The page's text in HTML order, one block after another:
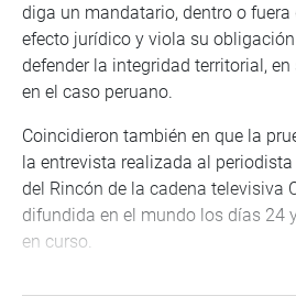
diga un mandatario, dentro o fuera
efecto jurídico y viola su
defender la integridad territorial,
en el caso peruano.
Coincidieron también en que la
la entrevista realizada al
del Rincón de la cadena televisiva
difundida en el mundo los días 24
en curso.